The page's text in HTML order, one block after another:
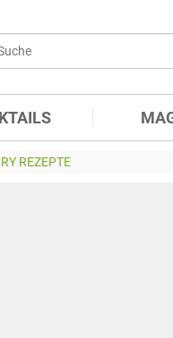
REZEPTE